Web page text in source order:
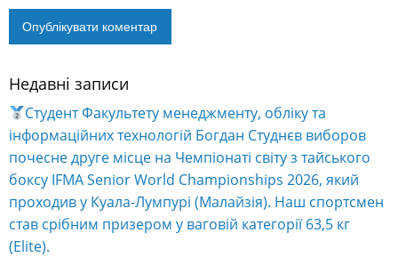
Alternative:
Недавні записи
Студент Факультету менеджменту, обліку та
інформаційних технологій Богдан Студнєв виборов
почесне друге місце на Чемпіонаті світу з тайського
боксу IFMA Senior World Championships 2026, який
проходив у Куала-Лумпурі (Малайзія). Наш спортсмен
став срібним призером у ваговій категорії 63,5 кг
(Elite).